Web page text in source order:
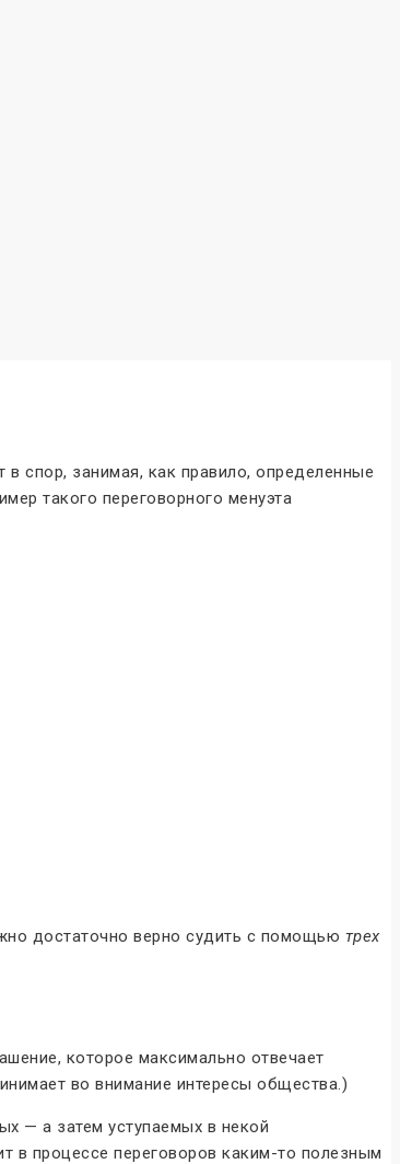
спор, занимая, как правило, определенные
такого переговорного менуэта
достаточно верно судить с помощью трех
которое максимально отвечает
во внимание интересы общества.)
— а затем уступаемых в некой
в процессе переговоров каким-то полезным